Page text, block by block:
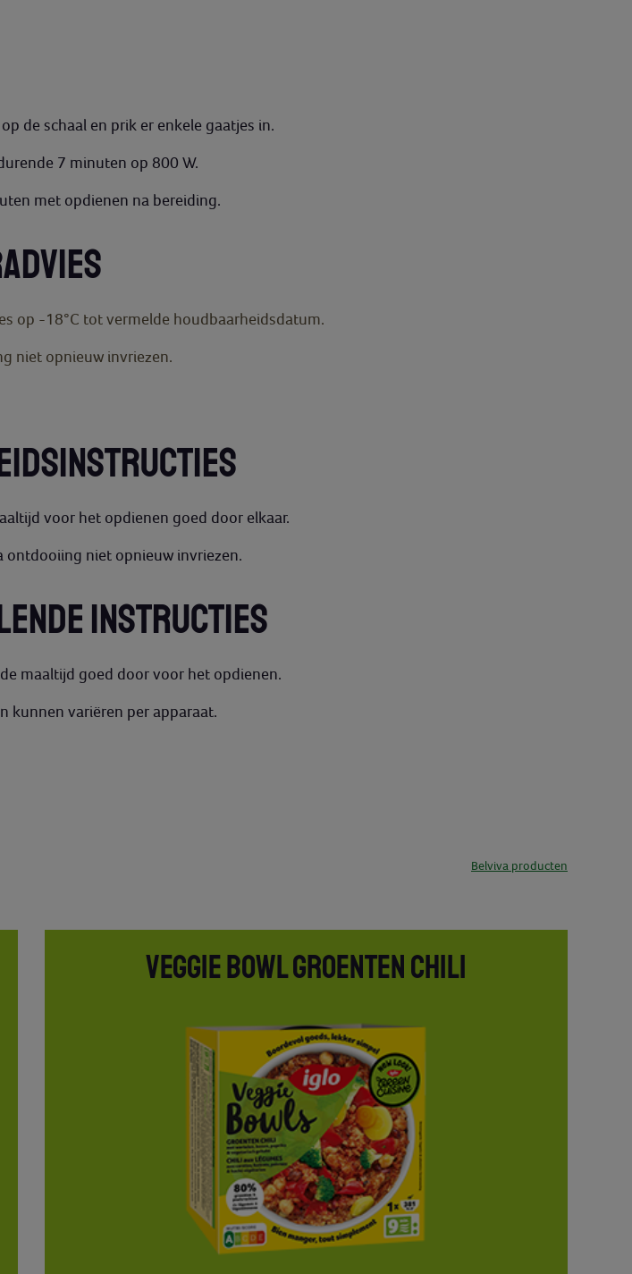
de schaal en prik er enkele gaatjes in.
7 minuten op 800 W.
met opdienen na bereiding.
op -18°C tot vermelde houdbaarheidsdatum.
niet opnieuw invriezen.
voor het opdienen goed door elkaar.
ontdooiing niet opnieuw invriezen.
INSTRUCTIES
maaltijd goed door voor het opdienen.
kunnen variëren per apparaat.
Belviva producten
VEGGIE BOWL GROENTEN CHILI